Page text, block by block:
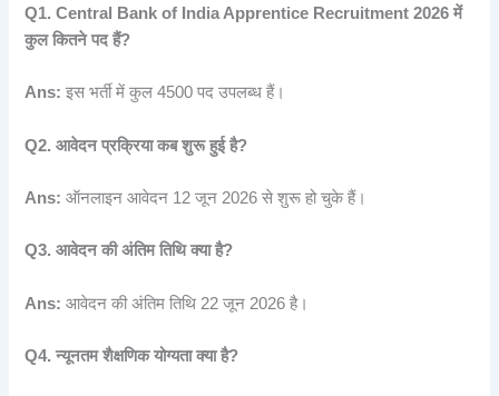
Q1. Central Bank of India Apprentice Recruitment 2026में
कुलकितनेपदहैं?
Ans: इस भर्ती में कुल 4500 पद उपलब्ध हैं।
Q2.आवेदनप्रक्रियाकबशुरूहुईहै?
Ans: ऑनलाइन आवेदन 12 जून 2026 से शुरू हो चुके हैं।
Q3.आवेदनकीअंतिमतिथिक्याहै?
Ans: आवेदन की अंतिम तिथि 22 जून 2026 है।
Q4.न्यूनतमशैक्षणिकयोग्यताक्याहै?